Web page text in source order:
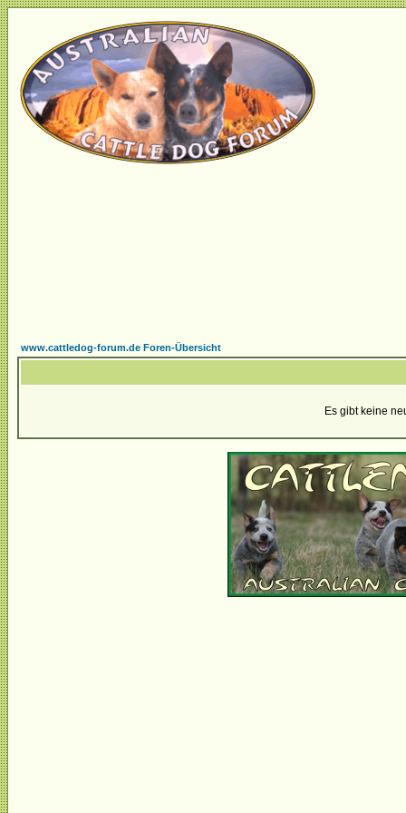
www.cattledog-forum.de Foren-Übersicht
Es gibt keine